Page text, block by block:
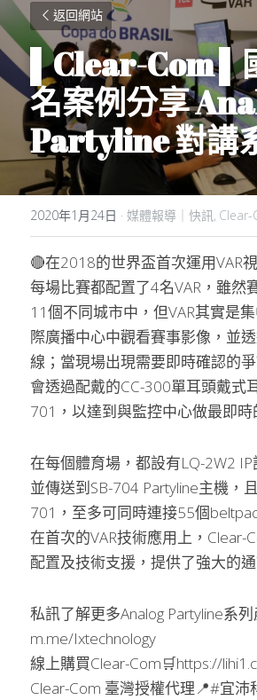
返回網站
▌Clear-Com ▌
名案例分享
Partyline 對講
2020年1月24日 · 媒體報導｜快訊, Clear-
🔴在2018的世界盃首次運用VAR
每場比賽都配置了4名VAR，雖然
11個不同城市中，但VAR其實是
際廣播中心中觀看賽事影像，並
線；當現場出現需要即時確認的
會透過配戴的CC-300單耳頭戴式
701，以達到與監控中心做最即時
在每個體育場，都設有LQ-2W2 IP
並傳送到SB-704 Partyline主機，
701，至多可同時連接55個
在首次的VAR技術應用上，Clear-
配置及技術支援，提供了強大的
私訊了解更多Analog Partyline系
m.me/Ixtechnology
線上購買Clear-Com🛒https://
Clear-Com 臺灣授權代理📍#宜沛